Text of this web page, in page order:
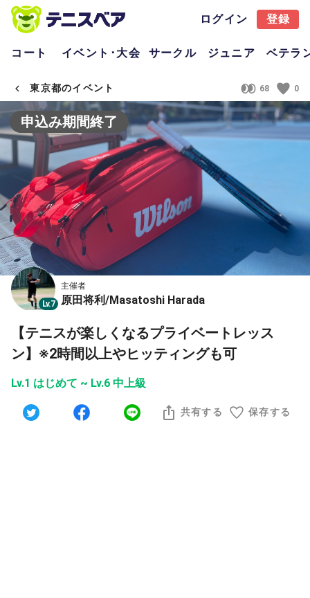
ログイン 登録
コート イベント･大会 サークル ジュニア ベテラ
東京都のイベント 68 0
申込み期間終了
Lv.7
主催者
原田将利/Masatoshi Harada
【テニスが楽しくなるプライベートレッス
ン】※2時間以上やヒッティングも可
Lv.1 はじめて ~ Lv.6 中上級
共有する 保存する